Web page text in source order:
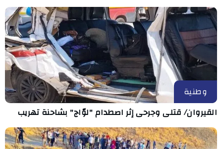
وطنية
القيروان/ قتلى وجرحى إثر اصطدام "لوّاج" بشاحنة تهريب